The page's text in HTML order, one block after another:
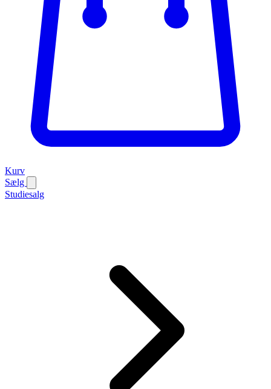
Kurv
Sælg
Studiesalg